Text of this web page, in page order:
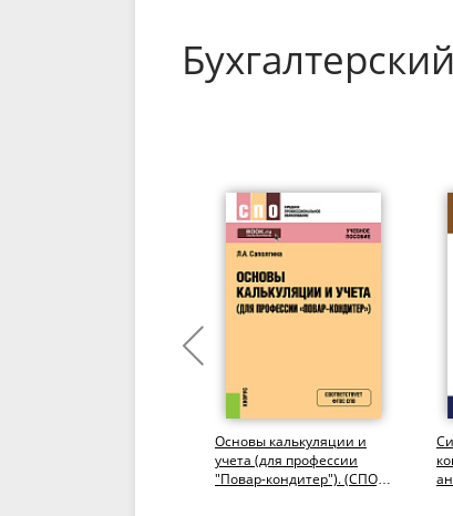
Основы калькуляции и
учета (для профессии
"Повар-кондитер"). (СПО).